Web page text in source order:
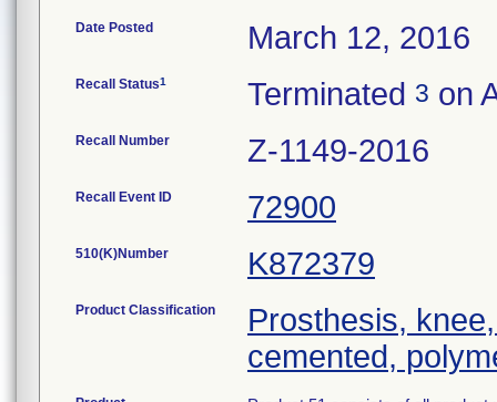
Date Posted March 12, 2016
Recall Status1 Terminated 3 on
Recall Number Z-1149-2016
Recall Event ID 72900
510(K)Number K872379
Product Classification
Prosthesis,
cemented,